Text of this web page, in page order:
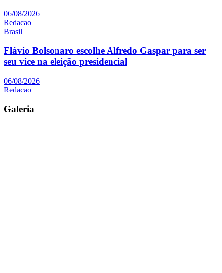
06/08/2026
Redacao
Brasil
Flávio Bolsonaro escolhe Alfredo Gaspar para ser
seu vice na eleição presidencial
06/08/2026
Redacao
Galeria